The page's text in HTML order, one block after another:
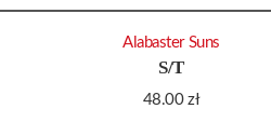
S/T
48.00zł
Alabaster Suns